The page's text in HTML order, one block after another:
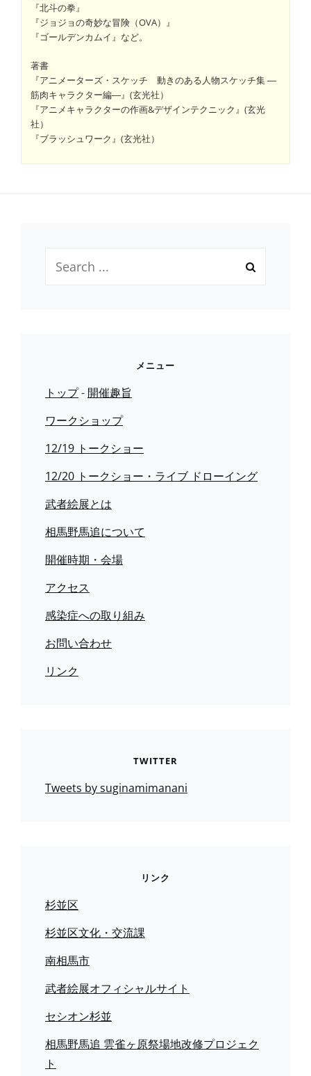
『北斗の拳』
『ジョジョの奇妙な冒険（OVA）』
『ゴールデンカムイ』など。
著書
『アニメーターズ・スケッチ 動きのある人物スケッチ集 ―
筋肉キャラクター編―』(玄光社）
『アニメキャラクターの作画&デザインテクニック』(玄光
社）
『ブラッシュワーク』(玄光社）
for:
メニュー
トップ- 開催趣旨
ワークショップ
12/19 トークショー
12/20 トークショー・ライブ ドローイング
武者絵展とは
相馬野馬追について
開催時期・会場
アクセス
感染症への取り組み
お問い合わせ
リンク
TWITTER
Tweets by suginamimanani
リンク
杉並区
杉並区文化・交流課
南相馬市
武者絵展オフィシャルサイト
セシオン杉並
相馬野馬追 雲雀ヶ原祭場地改修プロジェク
ト